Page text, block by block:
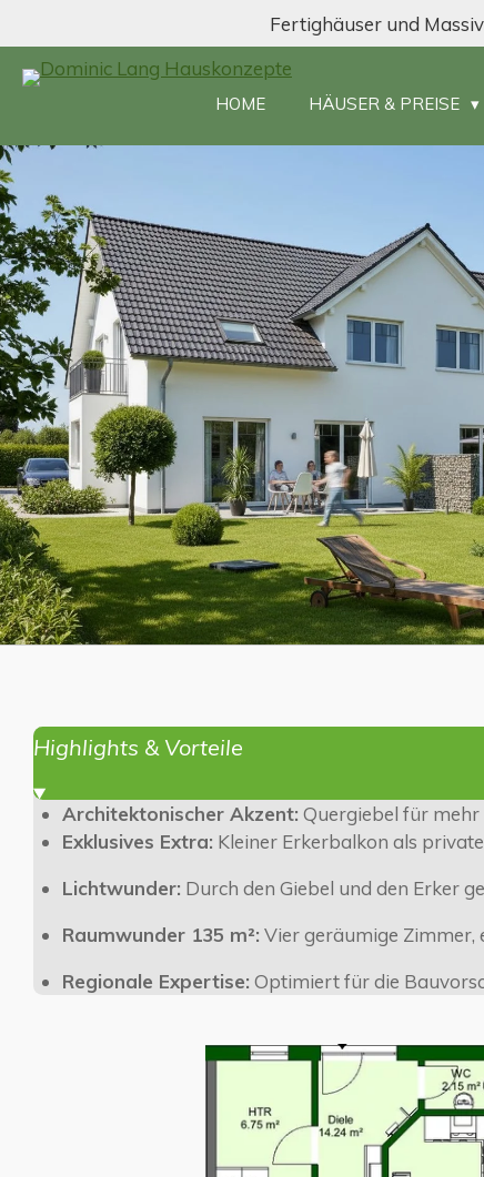
Hauptinhalt
springen
Fertighäuser und
HOME HÄUSER & PREISE
Highlights & Vorteile
Architektonischer Akzent: Quergiebel für
Exklusives Extra: Kleiner Erkerbalkon als
Lichtwunder: Durch den Giebel und den Erker
Raumwunder 135 m²: Vier geräumige Zimmer,
Regionale Expertise: Optimiert für die